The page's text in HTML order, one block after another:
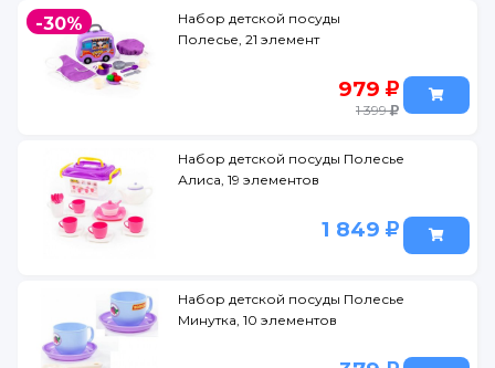
-30%
Набор детской посуды
Полесье, 21 элемент
979
1 399
Набор детской посуды Полесье
Алиса, 19 элементов
1 849
Набор детской посуды Полесье
Минутка, 10 элементов